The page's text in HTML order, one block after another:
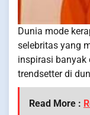
Dunia mode
selebritas yang
inspirasi banyak
trendsetter di
Read More :